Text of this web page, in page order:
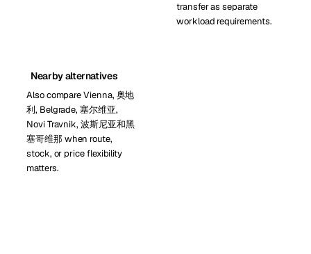
transfer as separate
workload requirements.
Nearby alternatives
Also compare Vienna, 奥地
利, Belgrade, 塞尔维亚,
Novi Travnik, 波斯尼亚和黑
塞哥维那 when route,
stock, or price flexibility
matters.